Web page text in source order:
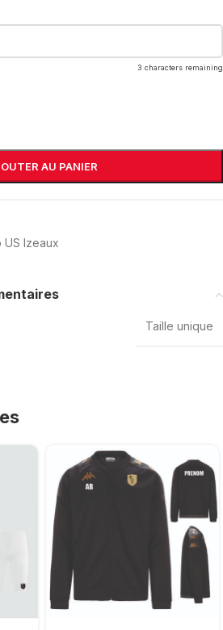
3 characters remaining
AU PANIER
US Izeaux
Taille unique